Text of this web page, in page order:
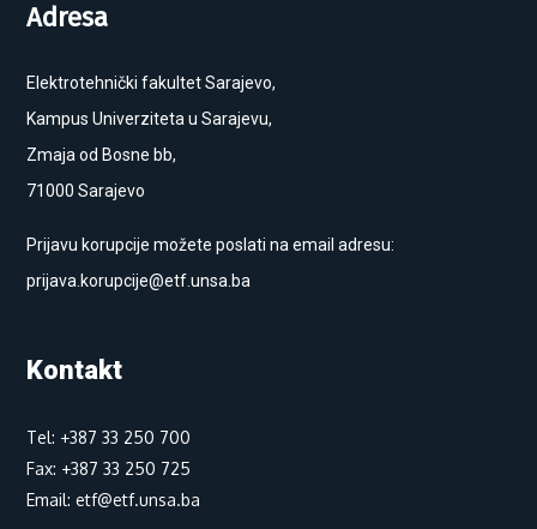
Adresa
Elektrotehnički fakultet Sarajevo,
Kampus Univerziteta u Sarajevu,
Zmaja od Bosne bb,
71000 Sarajevo
Prijavu korupcije možete poslati na email adresu:
prijava.korupcije@etf.unsa.ba
Kontakt
Tel: +387 33 250 700
Fax: +387 33 250 725
Email: etf@etf.unsa.ba